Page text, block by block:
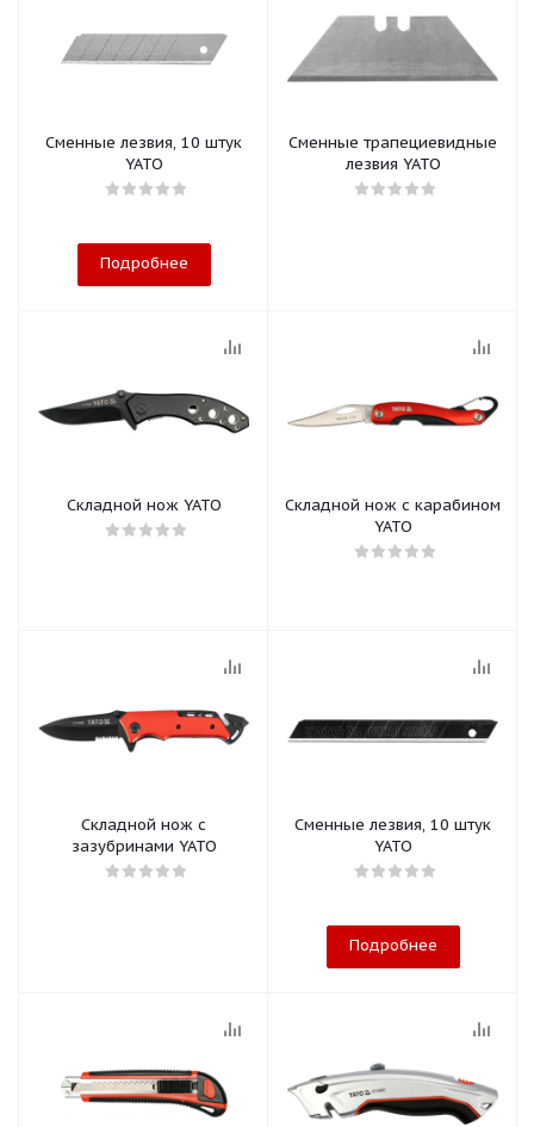
Сменные лезвия, 10 штук
YATO
Подробнее
Сменные трапециевидные
лезвия YATO
Складной нож YATO
Складной нож с карабином
YATO
Складной нож с
зазубринами YATO
Сменные лезвия, 10 штук
YATO
Подробнее